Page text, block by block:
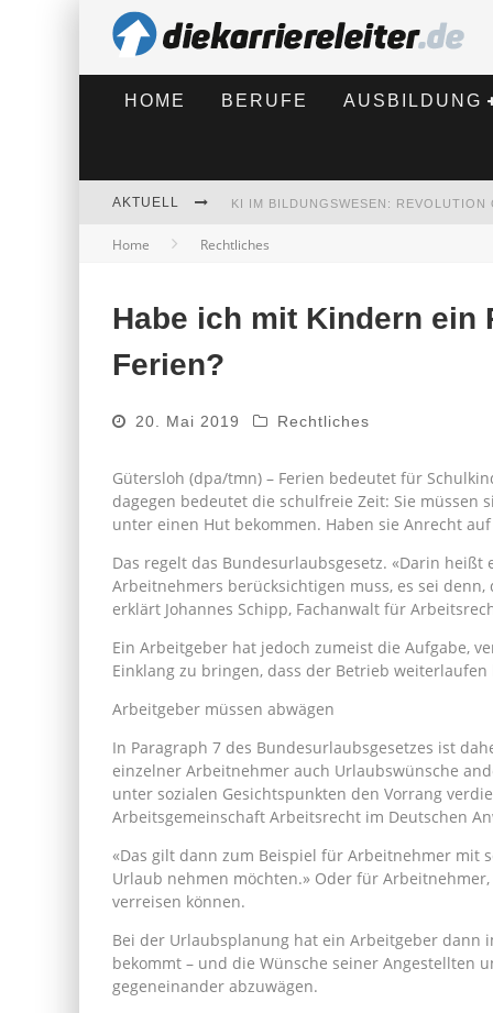
HOME BERUFE AUSBILDUNG
AKTUELL
BEWERBEN 2026: WAS SICH
Home Rechtliches
Habe ich mit Kindern ein
Ferien?
20. Mai 2019 Rechtliches
Gütersloh (dpa/tmn) – Ferien bedeutet für
dagegen bedeutet die schulfreie Zeit: Sie
unter einen Hut bekommen. Haben sie Anrecht
Das regelt das Bundesurlaubsgesetz. «Darin
Arbeitnehmers berücksichtigen muss, es sei
erklärt Johannes Schipp, Fachanwalt für
Ein Arbeitgeber hat jedoch zumeist die Aufgabe,
Einklang zu bringen, dass der Betrieb weiterlaufen
Arbeitgeber müssen abwägen
In Paragraph 7 des Bundesurlaubsgesetzes ist
einzelner Arbeitnehmer auch Urlaubswünsche
unter sozialen Gesichtspunkten den Vorrang
Arbeitsgemeinschaft Arbeitsrecht im Deutschen
«Das gilt dann zum Beispiel für Arbeitnehmer mit
Urlaub nehmen möchten.» Oder für
verreisen können.
Bei der Urlaubsplanung hat ein Arbeitgeber dann
bekommt – und die Wünsche seiner Angestellten
gegeneinander abzuwägen.